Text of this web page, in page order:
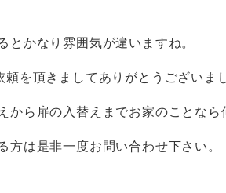
とかなり雰囲気が違いますね。
を頂きましてありがとうございま
から扉の入替えまでお家のことなら
方は是非一度お問い合わせ下さい。